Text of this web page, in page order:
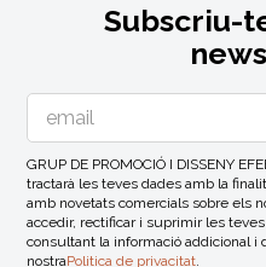
Subscriu-
GRUP DE PROMOCIÓ I DISSENY
tractarà les teves dades amb la
amb novetats comercials sobre els
accedir, rectificar i suprimir les
consultant la informació addicional i
nostraPolitica de privacitat.